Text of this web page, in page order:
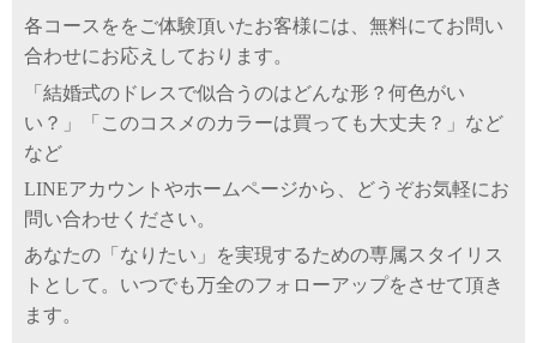
各コースををご体験頂いたお客様には、無料にてお問い
合わせにお応えしております。
「結婚式のドレスで似合うのはどんな形？何色がい
い？」「このコスメのカラーは買っても大丈夫？」など
など
LINEアカウントやホームページから、どうぞお気軽にお
問い合わせください。
あなたの「なりたい」を実現するための専属スタイリス
トとして。いつでも万全のフォローアップをさせて頂き
ます。